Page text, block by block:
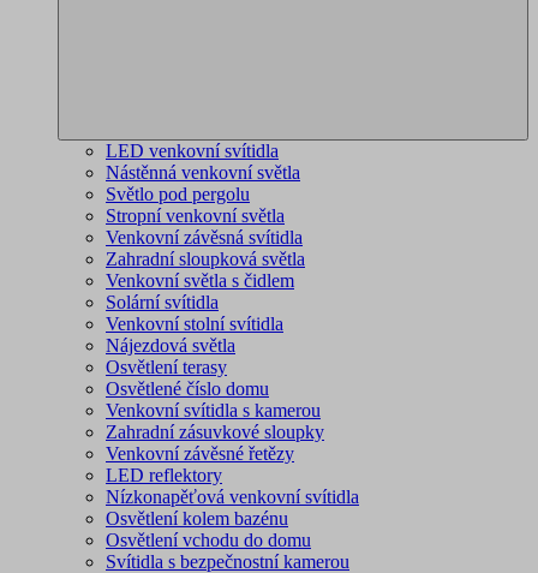
LED venkovní svítidla
Nástěnná venkovní světla
Světlo pod pergolu
Stropní venkovní světla
Venkovní závěsná svítidla
Zahradní sloupková světla
Venkovní světla s čidlem
Solární svítidla
Venkovní stolní svítidla
Nájezdová světla
Osvětlení terasy
Osvětlené číslo domu
Venkovní svítidla s kamerou
Zahradní zásuvkové sloupky
Venkovní závěsné řetězy
LED reflektory
Nízkonapěťová venkovní svítidla
Osvětlení kolem bazénu
Osvětlení vchodu do domu
Svítidla s bezpečnostní kamerou